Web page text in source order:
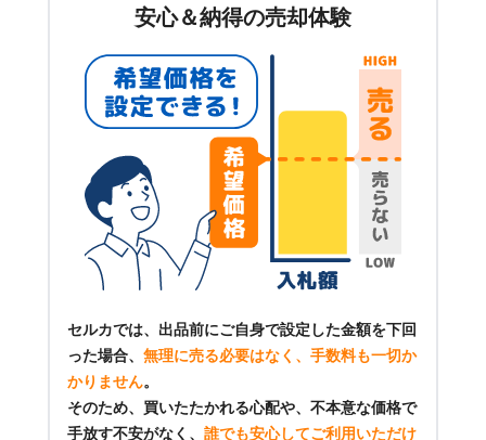
安心＆納得の売却体験
セルカでは、出品前にご自身で設定した金額を下回
った場合、 無理に売る必要はなく、手数料も一切か
かりません。
そのため、買いたたかれる心配や、不本意な価格で
手放す不安がなく、 誰でも安心してご利用いただけ